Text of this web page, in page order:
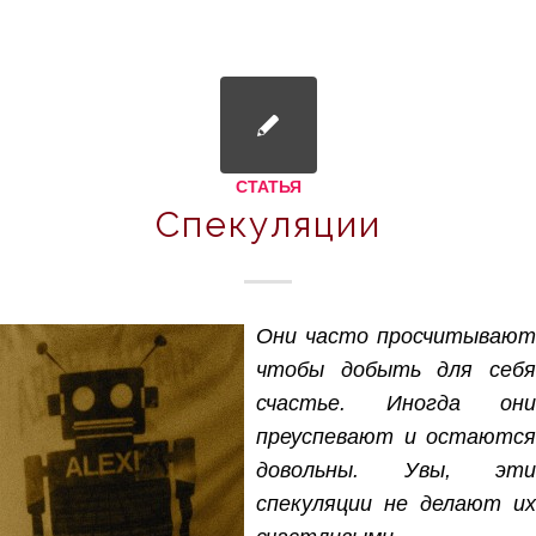
СТАТЬЯ
Спекуляции
Они часто просчитывают
чтобы добыть для себя
счастье. Иногда они
преуспевают и остаются
довольны. Увы, эти
спекуляции не делают их